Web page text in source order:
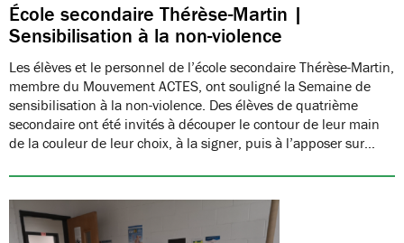
École secondaire Thérèse-Martin |
Sensibilisation à la non-violence
Les élèves et le personnel de l’école secondaire Thérèse-Martin,
membre du Mouvement ACTES, ont souligné la Semaine de
sensibilisation à la non-violence. Des élèves de quatrième
secondaire ont été invités à découper le contour de leur main
de la couleur de leur choix, à la signer, puis à l’apposer sur…